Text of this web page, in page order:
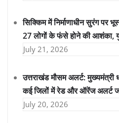
सिक्किम में निर्माणाधीन सुरंग
27 लोगों के फंसे होने की आशंका,
July 21, 2026
उत्तराखंड मौसम अलर्ट: मुख्यमंत्री
कई जिलों में रेड और ऑरेंज अलर्ट
July 20, 2026